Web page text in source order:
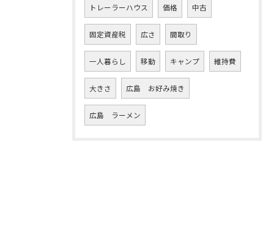
トレーラーハウス 価格 中古
固定資産税 広さ 間取り
一人暮らし 移動 キャンプ 維持費
大きさ 広島 お好み焼き
広島 ラーメン